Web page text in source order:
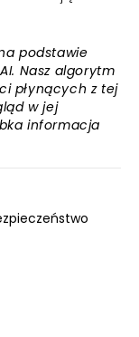
podstawie
Nasz algorytm
płynących z tej
w jej
informacja